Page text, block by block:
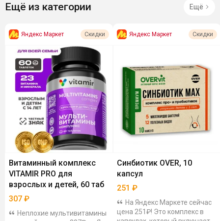
Ещё из категории Ещё
Яндекс Маркет Скидки
Витаминный комплекс
VITAMIR PRO для
взрослых и детей, 60 таб
307 ₽
Неплохие мультивитамины
Яндекс Маркет Скидки
Синбиотик OVER, 10
капсул
251 ₽
На Яндекс Маркете сейчас
цена 251₽! Это комплекс в